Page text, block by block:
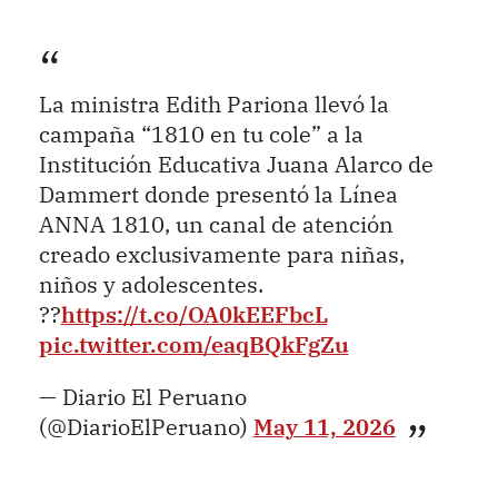
La ministra Edith Pariona llevó la
campaña “1810 en tu cole” a la
Institución Educativa Juana Alarco de
Dammert donde presentó la Línea
ANNA 1810, un canal de atención
creado exclusivamente para niñas,
niños y adolescentes.
??https://t.co/OA0kEEFbcL
pic.twitter.com/eaqBQkFgZu
— Diario El Peruano
(@DiarioElPeruano) May 11, 2026